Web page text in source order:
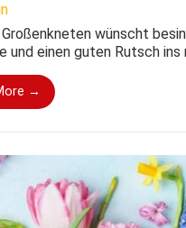
Großenkneten wünscht
und einen guten Rutsch ins
→